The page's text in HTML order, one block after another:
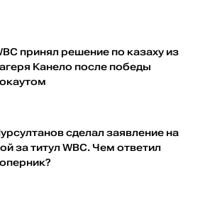
принял решение по казаху из
Канело после победы
сделал заявление на
за титул WBC. Чем ответил